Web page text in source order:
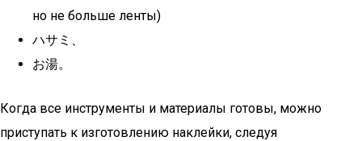
но не больше ленты)
ハサミ、
お湯。
Когда все инструменты и материалы готовы, можно
приступать к изготовлению наклейки, следуя